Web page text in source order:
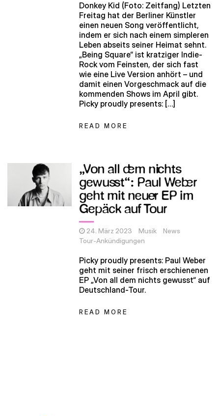
Donkey Kid (Foto: Zeitfang) Letzten
Freitag hat der Berliner Künstler
einen neuen Song veröffentlicht,
indem er sich nach einem simpleren
Leben abseits seiner Heimat sehnt.
„Being Square“ ist kratziger Indie-
Rock vom Feinsten, der sich fast
wie eine Live Version anhört – und
damit einen Vorgeschmack auf die
kommenden Shows im April gibt.
Picky proudly presents: […]
READ MORE
„Von all dem nichts
gewusst“: Paul Weber
geht mit neuer EP im
Gepäck auf Tour
24. März 2023 Musik
News
Tour-Ankündigungen
Picky proudly presents: Paul Weber
geht mit seiner frisch erschienenen
EP „Von all dem nichts gewusst“ auf
Deutschland-Tour.
READ MORE